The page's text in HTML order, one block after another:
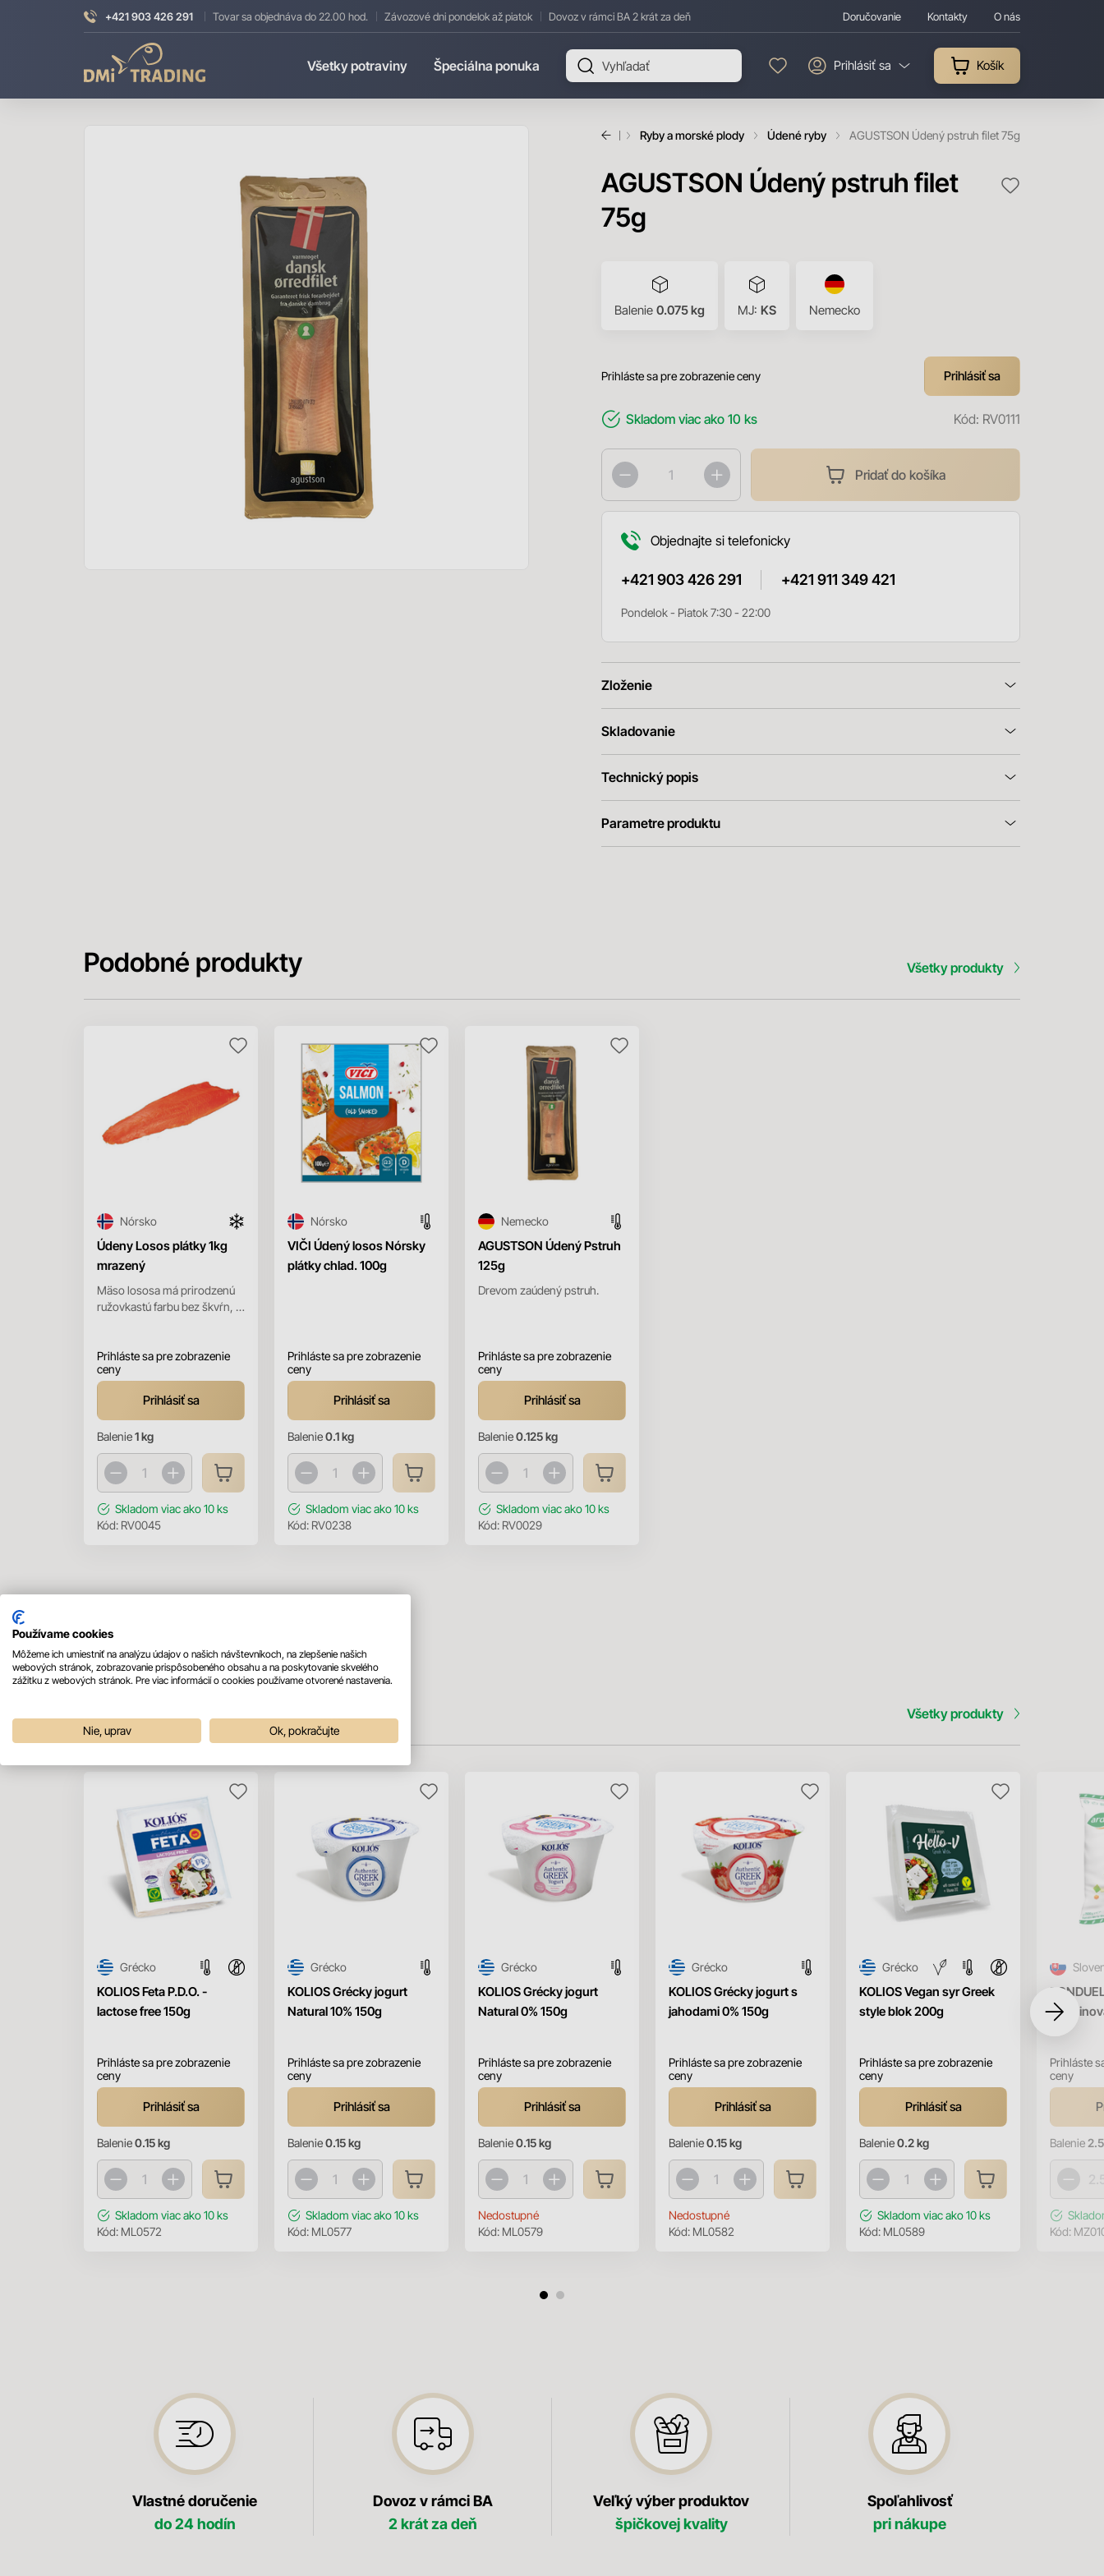
+421 903 426 291 Tovar sa objednáva do 22.00 hod. Závozové dni pondelok až piatok Dovoz v rámci BA 2 krát za deň Doručovanie Kontakty O nás
Trading
Všetky potraviny Špeciálna ponuka Prihlásiť sa Košík
Úvod Ryby a morské plody Údené ryby AGUSTSON Údený pstruh filet 75g
AGUSTSON Údený pstruh filet
75g
Balenie 0.075 kg MJ: KS Nemecko
Prihláste sa pre zobrazenie ceny Prihlásiť sa
Skladom viac ako 10 ks Kód: RV0111
Pridať do košíka
Objednajte si telefonicky
+421 903 426 291 +421 911 349 421
Pondelok - Piatok 7:30 - 22:00
Zloženie
Skladovanie
Technický popis
Parametre produktu
Podobné produkty Všetky produkty
Údeny Losos plátky 1kg
mrazený
Mäso lososa má prirodzenú
ružovkastú farbu bez škvŕn, je
Nórsko
Prihláste sa pre zobrazenie
ceny
Prihlásiť sa
Balenie1 kg
Skladom viac ako 10 ks
Kód: RV0045
VIČI Údený losos Nórsky
plátky chlad. 100g
Nórsko
Prihláste sa pre zobrazenie
ceny
Prihlásiť sa
Balenie0.1 kg
Skladom viac ako 10 ks
Kód: RV0238
AGUSTSON Údený Pstruh
125g
Drevom zaúdený pstruh.
Nemecko
Prihláste sa pre zobrazenie
ceny
Prihlásiť sa
Balenie0.125 kg
Skladom viac ako 10 ks
Kód: RV0029
Všetky produkty
KOLIOS Feta P.D.O. -
lactose free 150g
Grécko
Prihláste sa pre zobrazenie
ceny
Prihlásiť sa
Balenie0.15 kg
Skladom viac ako 10 ks
Kód: ML0572
KOLIOS Grécky jogurt
Natural 10% 150g
Grécko
Prihláste sa pre zobrazenie
ceny
Prihlásiť sa
Balenie0.15 kg
Skladom viac ako 10 ks
Kód: ML0577
KOLIOS Grécky jogurt
Natural 0% 150g
Grécko
Prihláste sa pre zobrazenie
ceny
Prihlásiť sa
Balenie0.15 kg
Nedostupné
Kód: ML0579
KOLIOS Grécky jogurt s
jahodami 0% 150g
Grécko
Prihláste sa pre zobrazenie
ceny
Prihlásiť sa
Balenie0.15 kg
Nedostupné
Kód: ML0582
KOLIOS Vegan syr Greek
style blok 200g
Grécko
Prihláste sa pre zobrazenie
ceny
Prihlásiť sa
Balenie0.2 kg
Skladom viac ako 10 ks
Kód: ML0589
Prihláste
ceny
Balenie
Kód:
Vlastné doručenie
do 24 hodín
Dovoz v rámci BA
2 krát za deň
Veľký výber produktov
špičkovej kvality
Spoľahlivosť
pri nákupe
Používame cookies
Môžeme ich umiestniť na analýzu údajov o našich návštevníkoch, na zlepšenie našich
webových stránok, zobrazovanie prispôsobeného obsahu a na poskytovanie skvelého
zážitku z webových stránok. Pre viac informácií o cookies používame otvorené nastavenia.
Nie, uprav Ok, pokračujte